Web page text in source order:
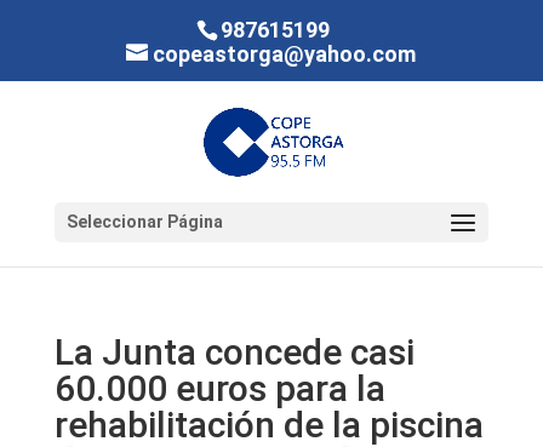
987615199
copeastorga@yahoo.com
Seleccionar Página
La Junta concede casi
60.000 euros para la
rehabilitación de la piscina